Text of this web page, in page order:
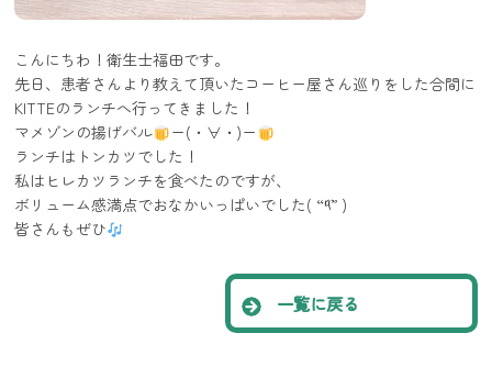
こんにちわ！衛生士福田です。
先日、患者さんより教えて頂いたコーヒー屋さん巡りをした合間に
KITTEのランチへ行ってきました！
マメゾンの揚げバル
ー(・∀・)ー
ランチはトンカツでした！
私はヒレカツランチを食べたのですが、
ボリューム感満点でおなかいっぱいでした( “´༥`” )
皆さんもぜひ
一覧に戻る